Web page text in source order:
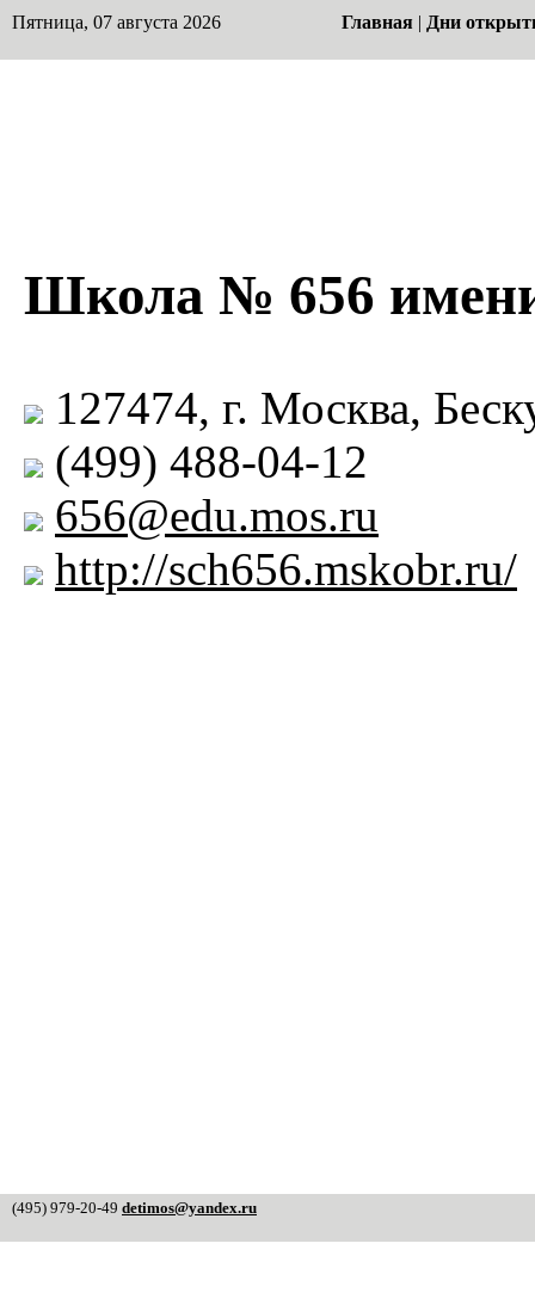
Пятница, 07 августа 2026 Главная | Дни
Школа № 656
127474, г. Москва,
(499) 488-04-12
656@edu.mos.ru
http://sch656.mskobr.ru/
(495) 979-20-49 detimos@yandex.ru